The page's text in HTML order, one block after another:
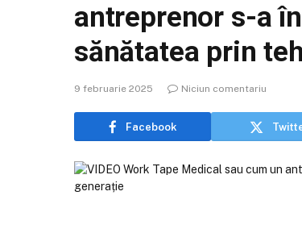
antreprenor s-a
sănătatea prin
9 februarie 2025 Niciun comentariu
Facebook